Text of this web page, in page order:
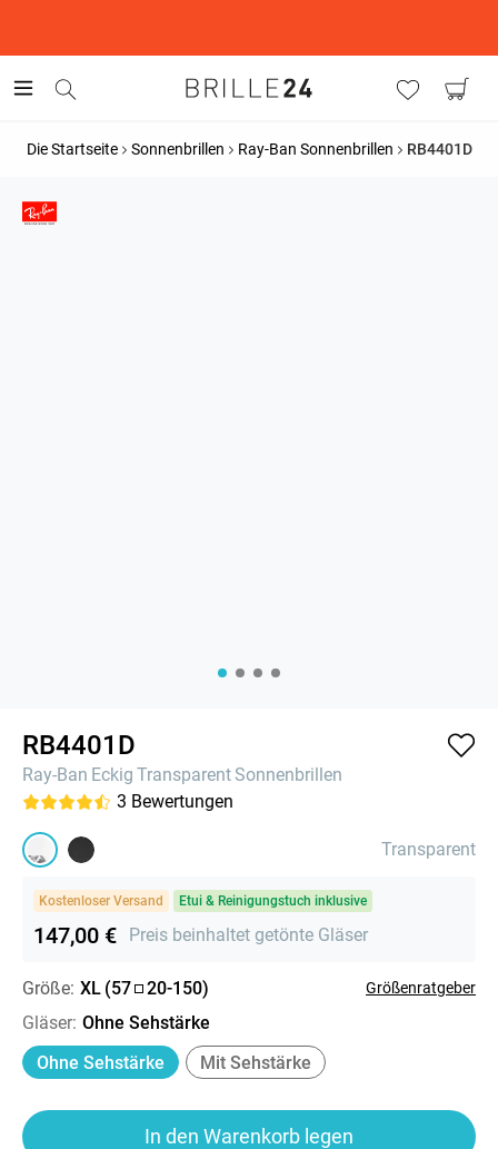
Die Startseite Sonnenbrillen Ray-Ban Sonnenbrillen RB4401D
RB4401D
Ray-Ban Eckig Transparent Sonnenbrillen
3 Bewertungen
Transparent
Kostenloser Versand Etui & Reinigungstuch inklusive
147,00 € Preis beinhaltet getönte Gläser
Größe: XL (57 20-150) Größenratgeber
Gläser: Ohne Sehstärke
Ohne Sehstärke
Mit Sehstärke
In den Warenkorb legen